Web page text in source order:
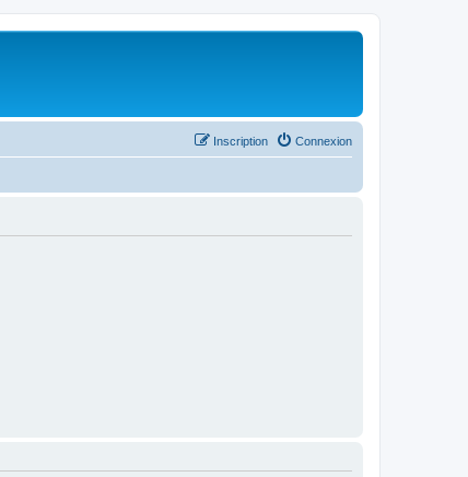
Connexion
Inscription